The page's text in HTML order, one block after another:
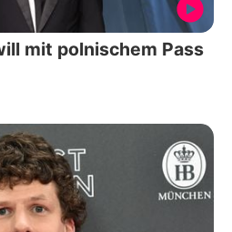
mit polnischem Pass